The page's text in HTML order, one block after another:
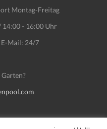
Montag-Freitag
14:00 - 16:00 Uhr
Mail: 24/7